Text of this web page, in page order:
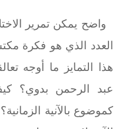
واضح يمكن تمرير
العدد الذي هو فكرة
هذا التمايز ما أوجه
عبد الرحمن بدوي؟
كموضوع بالآنية